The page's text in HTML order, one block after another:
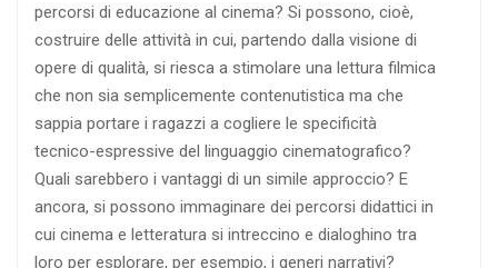
percorsi di educazione al cinema? Si possono, cioè,
costruire delle attività in cui, partendo dalla visione di
opere di qualità, si riesca a stimolare una lettura filmica
che non sia semplicemente contenutistica ma che
sappia portare i ragazzi a cogliere le specificità
tecnico-espressive del linguaggio cinematografico?
Quali sarebbero i vantaggi di un simile approccio? E
ancora, si possono immaginare dei percorsi didattici in
cui cinema e letteratura si intreccino e dialoghino tra
loro per esplorare, per esempio, i generi narrativi?